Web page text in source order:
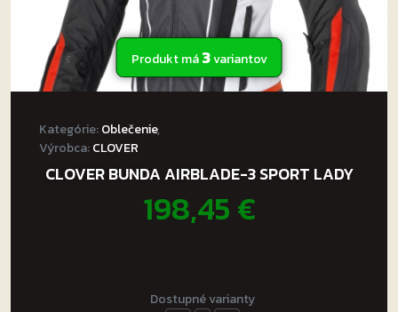
Produkt má3variantov
Kategórie:Oblečenie,
Výrobca:CLOVER
CLOVER BUNDA AIRBLADE-3 SPORT LADY
198,45€
Dostupné varianty